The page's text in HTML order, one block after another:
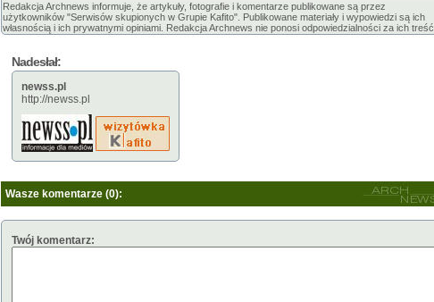
Redakcja Archnews informuje, że artykuły, fotografie i komentarze publikowane są przez
użytkowników "Serwisów skupionych w Grupie Kafito". Publikowane materiały i wypowiedzi są ich
własnością i ich prywatnymi opiniami. Redakcja Archnews nie ponosi odpowiedzialności za ich treść.
Nadesłał:
newss.pl
http://newss.pl
Wasze komentarze (0):
Twój komentarz: